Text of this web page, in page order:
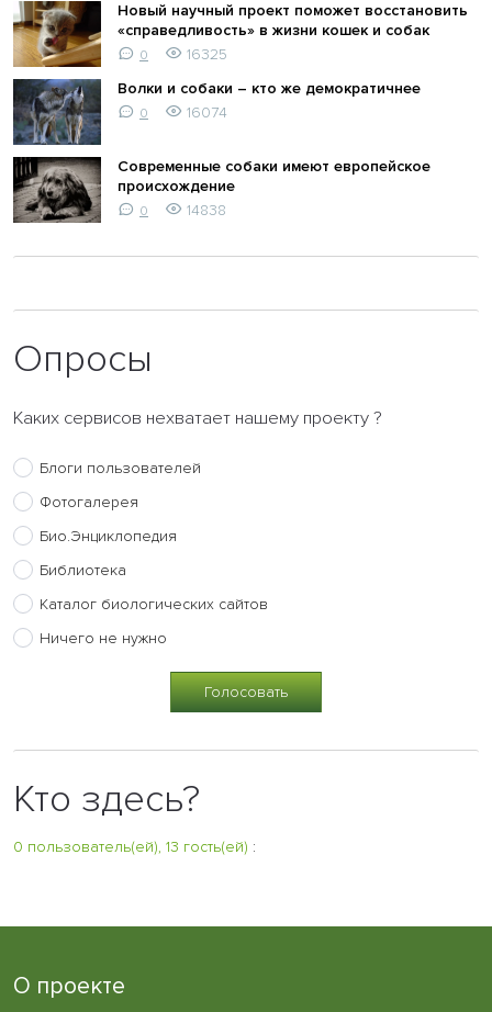
Новый научный проект поможет восстановить
«справедливость» в жизни кошек и собак
0
16325
Волки и собаки – кто же демократичнее
0 16074
Современные собаки имеют европейское
происхождение
0 14838
Опросы
Каких сервисов нехватает нашему проекту ?
Блоги пользователей
Фотогалерея
Био.Энциклопедия
Библиотека
Каталог биологических сайтов
Ничего не нужно
Кто здесь?
0 пользователь(ей), 13 гость(ей) :
О проекте